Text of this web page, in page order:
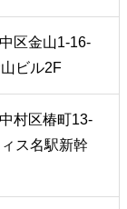
区金山1-16-
ビル2F
村区椿町13-
ス名駅新幹